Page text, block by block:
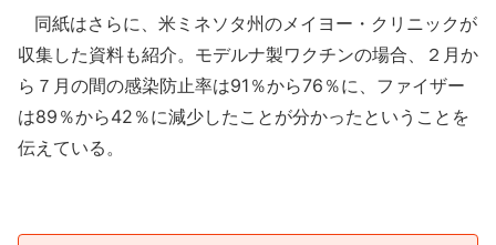
同紙はさらに、米ミネソタ州のメイヨー・クリニックが
収集した資料も紹介。モデルナ製ワクチンの場合、２月か
ら７月の間の感染防止率は91％から76％に、ファイザー
は89％から42％に減少したことが分かったということを
伝えている。